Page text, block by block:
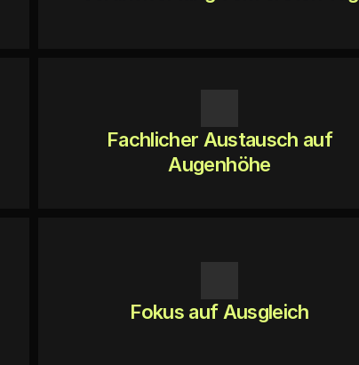
Fachlicher Austausch auf
Augenhöhe
Fokus auf Ausgleich